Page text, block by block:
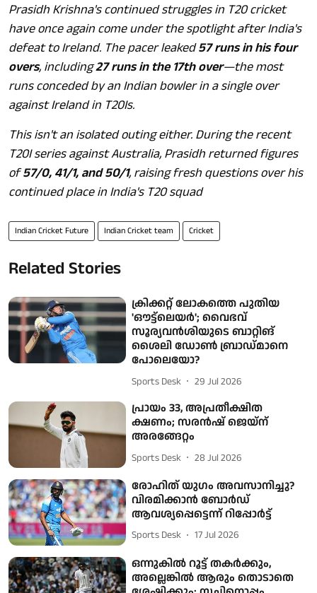
Prasidh Krishna's continued struggles in T20 cricket
have once again come under the spotlight after India's
defeat to Ireland. The pacer leaked57 runs in his four
overs, including27 runs in the 17th over—the most
runs conceded by an Indian bowler in a single over
against Ireland in T20Is.
This isn't an isolated outing either. During the recent
T20I series against Australia, Prasidh returned figures
of57/0, 41/1, and 50/1, raising fresh questions over his
continued place in India's T20 squad
Indian Cricket Future Indian Cricket team Cricket
Related Stories
ക്രിക്കറ്റ് ലോകത്തെ പുതിയ
'ഔട്ട്ലെയര്‍'; വൈഭവ്
സൂര്യവൻശിയുടെ ബാറ്റിങ്
ശൈലി ഡോണ്‍ ബ്രാഡ്മാനെ
പോലെയോ?
Sports Desk 29 Jul 2026
പ്രായം 33, അപ്രതീക്ഷിത
ക്ഷണം; സരൻഷ് ജെയ്‌ന്
അരങ്ങേറ്റം
Sports Desk 28 Jul 2026
രോഹിത് യുഗം അവസാനിച്ചു?
വിരമിക്കാൻ ബോർഡ്
ആവശ്യപ്പെട്ടെന്ന് റിപ്പോർട്ട്
Sports Desk 17 Jul 2026
ഒന്നുകിൽ റൂട്ട് തകർക്കും,
അല്ലെങ്കിൽ ആരും തൊടാതെ